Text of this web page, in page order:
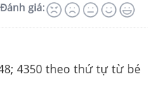
Đánh giá:
4350 theo thứ tự từ bé